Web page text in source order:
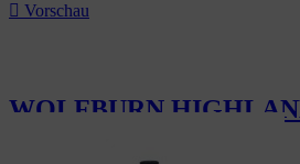
 Vorschau
WOLFBURN